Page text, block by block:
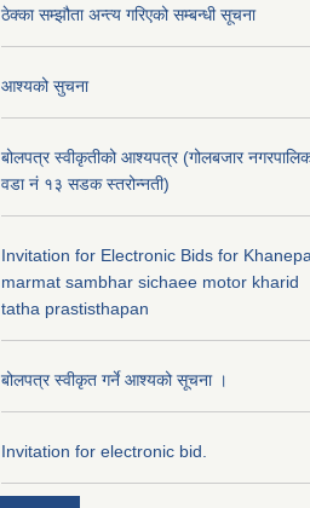
ठेक्का सम्झौता अन्त्य गरिएको सम्बन्धी सूचना
आश्यको सुचना
बोलपत्र स्वीकृतीको आश्यपत्र (गोलबजार
वडा नं १३ सडक स्तरोन्नती)
Invitation for Electronic Bids for
marmat sambhar sichaee motor kharid
tatha prastisthapan
बोलपत्र स्वीकृत गर्ने आश्यको सूचना ।
Invitation for electronic bid.